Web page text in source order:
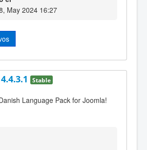
May 2024 16:27
Stable
Language Pack for Joomla!